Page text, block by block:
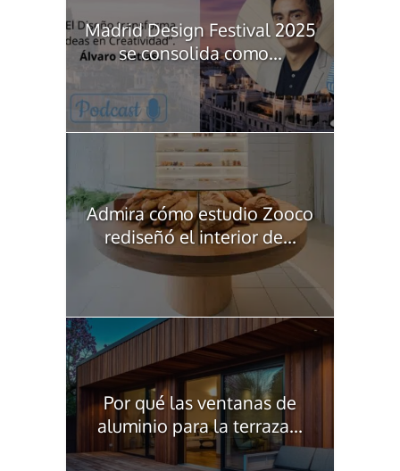
Madrid Design Festival 2025
se consolida como...
Admira cómo estudio Zooco
rediseñó el interior de...
Por qué las ventanas de
aluminio para la terraza...